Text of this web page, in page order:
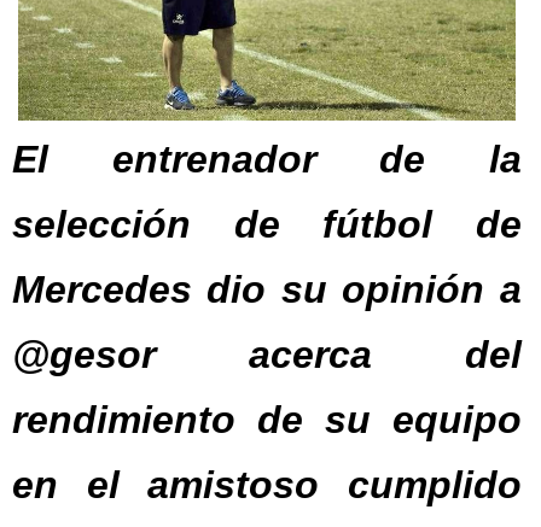
El entrenador de la
selección de fútbol de
Mercedes dio su opinión a
@gesor acerca del
rendimiento de su equipo
en el amistoso cumplido